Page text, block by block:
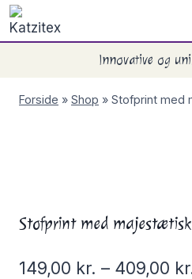
Skip
to
Innovative og
Forside » Shop » Stofprint med
Stofprint med
149,00 kr. – 409,00